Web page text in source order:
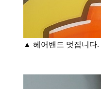
▲ 헤어밴드 멋집니다.